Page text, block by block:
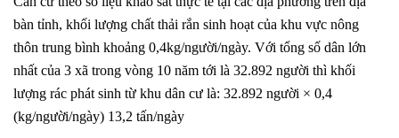
bàn tỉnh, khối lượng chất thải rắn sinh hoạt của khu vực nông
thôn trung bình khoảng 0,4kg/người/ngày. Với tổng số dân lớn
nhất của 3 xã trong vòng 10 năm tới là 32.892 người thì khối
lượng rác phát sinh từ khu dân cư là: 32.892 người × 0,4
(kg/người/ngày) 13,2 tấn/ngày